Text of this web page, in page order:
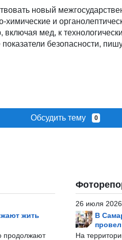
новый
и
мед, к
безопасности,
Обсудить тему 0
жить
продолжают
26 июля 2026
В
На